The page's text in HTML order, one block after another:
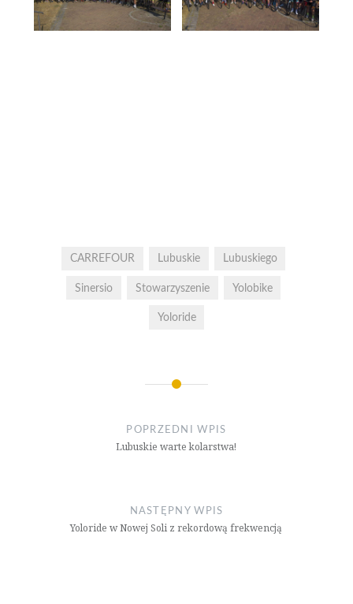
CARREFOUR Lubuskie Lubuskiego
Sinersio Stowarzyszenie Yolobike
Yoloride
POPRZEDNI WPIS
Lubuskie warte kolarstwa!
NASTĘPNY WPIS
Yoloride w Nowej Soli z rekordową frekwencją